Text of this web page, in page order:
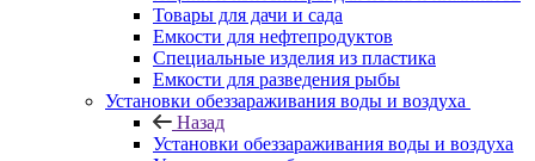
Товары для дачи и сада
Емкости для нефтепродуктов
Специальные изделия из пластика
Емкости для разведения рыбы
Установки обеззараживания воды и воздуха
Назад
Установки обеззараживания воды и воздуха